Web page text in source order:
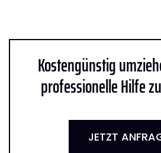
Kostengünstig
professionelle Hilfe
JETZT